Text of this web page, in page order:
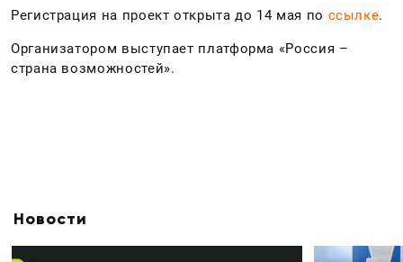
Регистрация на проект открытадо 14 мая по ссылке.
Организатором выступает платформа «Россия –
страна возможностей».
Новости